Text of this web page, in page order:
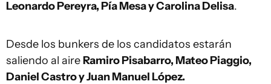
Leonardo Pereyra, Pía Mesa y Carolina Delisa.
Desde los bunkers de los candidatos estarán
saliendo al aireRamiro Pisabarro, Mateo Piaggio,
Daniel Castro y Juan Manuel López.